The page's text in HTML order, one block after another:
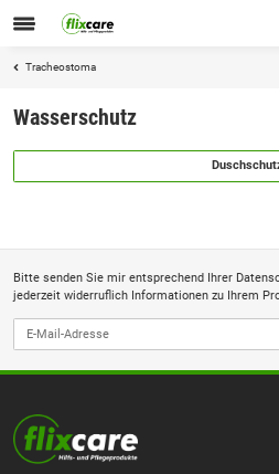
Tracheostoma
Wasserschutz
Bitte senden Sie mir entsprechend Ihrer
jederzeit widerruflich Informationen zu Ihrem